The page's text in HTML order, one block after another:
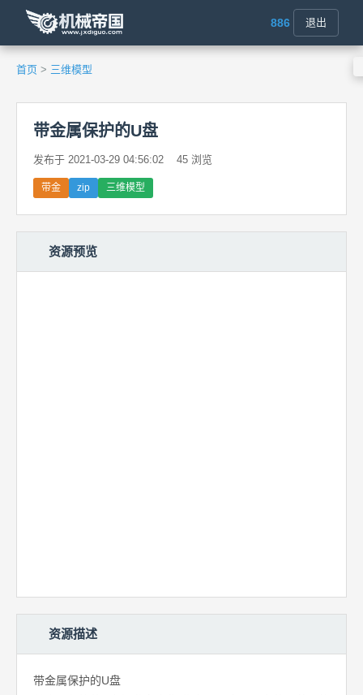
886 退出
首页 > 三维模型
带金属保护的U盘
发布于 2021-03-29 04:56:02 45 浏览
带金 zip 三维模型
资源预览
资源描述
带金属保护的U盘